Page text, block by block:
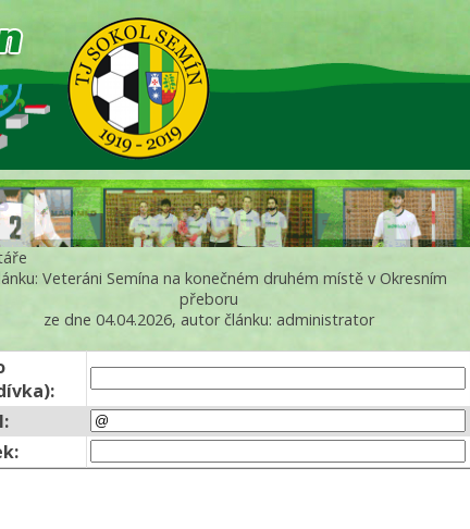
Veteráni Semína na konečném druhém místě v Okresním
přeboru
ze dne 04.04.2026, autor článku: administrator